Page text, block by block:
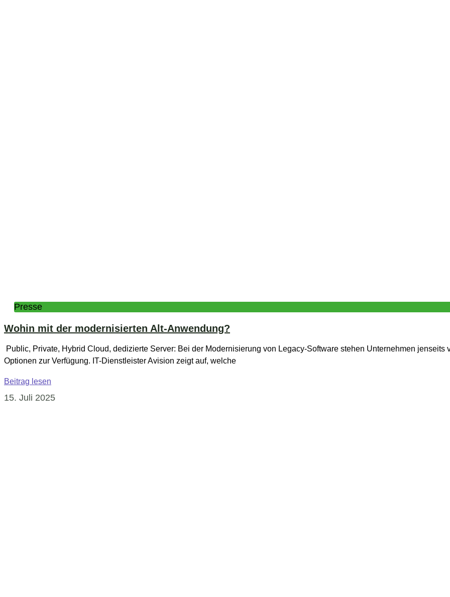
Presse
Wohin mit der modernisierten Alt-Anwendung?
Public, Private, Hybrid Cloud, dedizierte Server: Bei der Modernisierung von Legacy-Software stehen Unternehmen jenseits
Optionen zur Verfügung. IT-Dienstleister Avision zeigt auf, welche
Beitrag lesen
15. Juli 2025